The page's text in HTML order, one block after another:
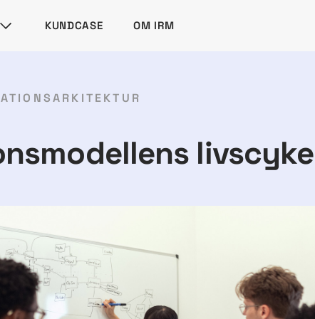
KUNDCASE OM IRM